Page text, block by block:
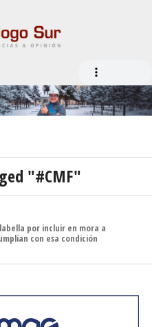
"#CMF"
por incluir en mora a
con esa condición